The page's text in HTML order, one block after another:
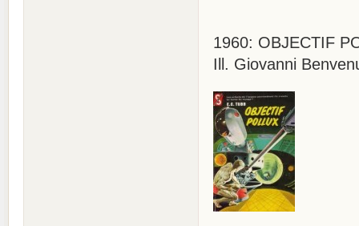
1960: OBJECTIF
Ill. Giovanni